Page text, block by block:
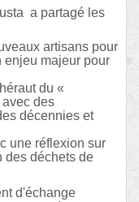
a partagé les
artisans pour
enjeu majeur pour
du «
des
décennies et
une réflexion sur
des déchets de
d'échange